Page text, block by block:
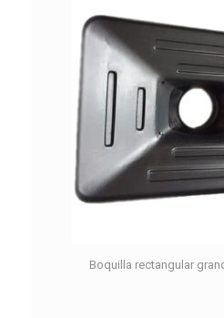
Boquilla rectangular